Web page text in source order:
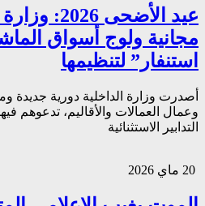
عيد الأضحى
مجانية ولوج أسواق
استنفار” لتنظيمها
أصدرت وزارة الداخلية دورية جديدة
وعمال العمالات والأقاليم، تدعوهم
التدابير الاستثنائية